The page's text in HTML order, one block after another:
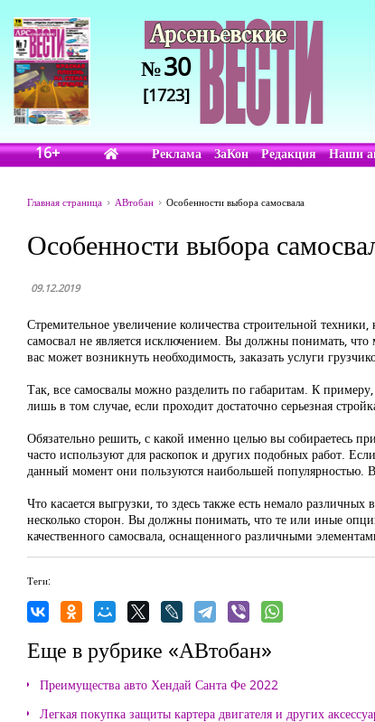
№30
[1723]
16+ Реклама ЗаКон Редакция Наши
Главная страница АВтобан Особенности выбора самосвала
Особенности выбора
09.12.2019
Стремительное увеличение количества строительной
самосвал не является исключением. Вы должны понимать,
вас может возникнуть необходимость, заказать услуги
Так, все самосвалы можно разделить по габаритам. К
лишь в том случае, если проходит достаточно серьезная
Обязательно решить, с какой именно целью вы собираетесь
часто используют для раскопок и других подобных работ.
данный момент они пользуются наибольшей популярностью.
Что касается выгрузки, то здесь также есть немало
несколько сторон. Вы должны понимать, что те или иные
качественного самосвала, оснащенного различными
Теги:
Еще в рубрике «АВтобан»
Преимущества авто Хендай Санта Фе 2022
Легкая покупка защиты картера двигателя и других